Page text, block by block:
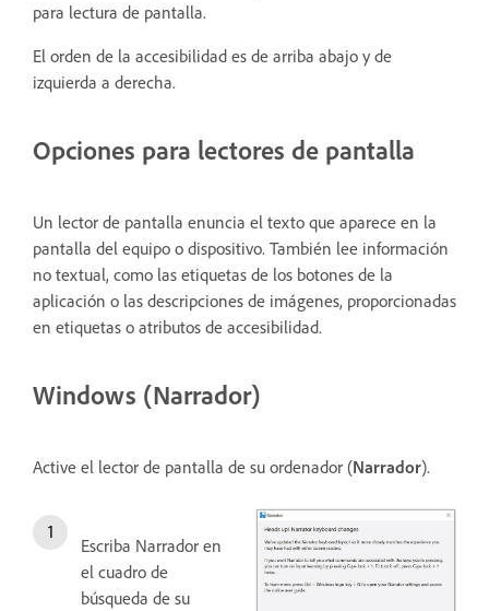
para lectura de pantalla.
El orden de la accesibilidad es de arriba abajo y de
izquierda a derecha.
Opciones para lectores de pantalla
Un lector de pantalla enuncia el texto que aparece en la
pantalla del equipo o dispositivo. También lee información
no textual, como las etiquetas de los botones de la
aplicación o las descripciones de imágenes, proporcionadas
en etiquetas o atributos de accesibilidad.
Windows (Narrador)
Active el lector de pantalla de su ordenador (Narrador).
Escriba Narrador en
el cuadro de
búsqueda de su